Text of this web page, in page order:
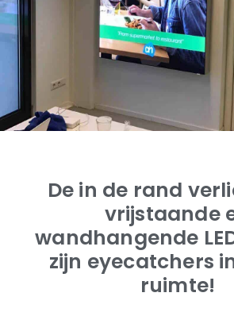
De in de rand
vrijstaande
wandhangende
zijn eyecatchers
ruimte!